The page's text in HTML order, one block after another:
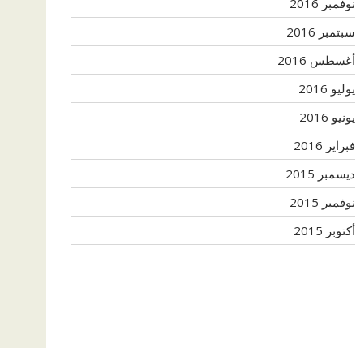
سبتمبر 2016
أغسطس 2016
يوليو 2016
يونيو 2016
فبراير 2016
ديسمبر 2015
نوفمبر 2015
أكتوبر 2015